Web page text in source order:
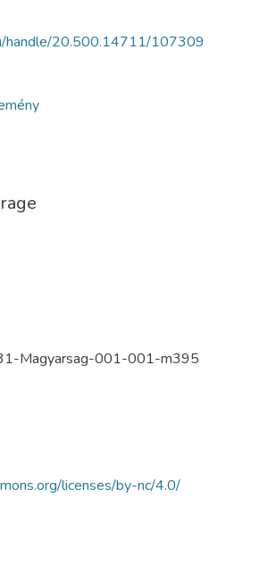
handle/20.500.14711/107309
Magyarsag-001-001-m395
licenses/by-nc/4.0/